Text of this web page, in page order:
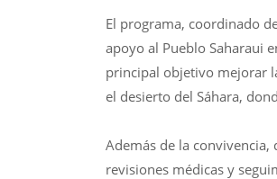
El programa, coordinado
apoyo al Pueblo Saharaui
principal objetivo mejorar
el desierto del Sáhara,
Además de la convivencia,
revisiones médicas y